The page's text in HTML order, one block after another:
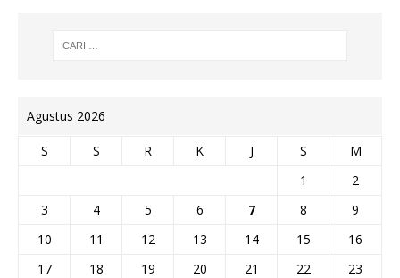
Agustus 2026
S S R K J S
M
1
2
3
4 5 6 7 8
9
10
11 12 13 14 15
16
17
18 19 20 21 22
23